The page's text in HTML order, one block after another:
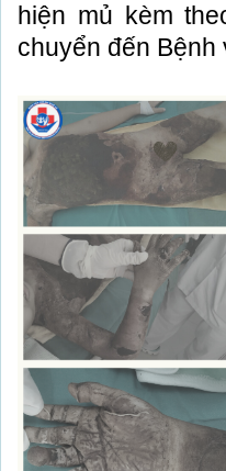
hiện mủ kèm
chuyển đến Bệnh